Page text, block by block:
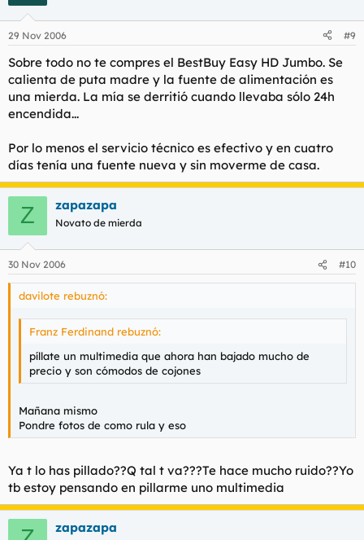
29 Nov 2006 #9
Sobre todo no te compres el BestBuy Easy HD Jumbo. Se
calienta de puta madre y la fuente de alimentación es
una mierda. La mía se derritió cuando llevaba sólo 24h
encendida...
Por lo menos el servicio técnico es efectivo y en cuatro
días tenía una fuente nueva y sin moverme de casa.
Z zapazapa
Novato de mierda
30 Nov 2006 #10
davilote rebuznó:
Franz Ferdinand rebuznó:
píllate un multimedia que ahora han bajado mucho de
precio y son cómodos de cojones
Mañana mismo
Pondre fotos de como rula y eso
Ya t lo has pillado??Q tal t va???Te hace mucho ruido??Yo
tb estoy pensando en pillarme uno multimedia
zapazapa